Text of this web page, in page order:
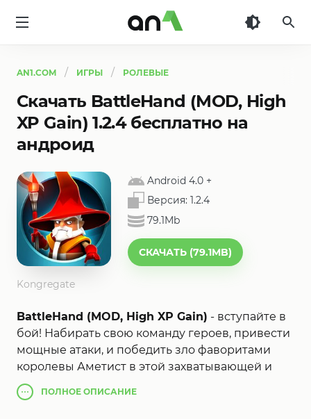
AN1.COM ИГРЫ РОЛЕВЫЕ
Скачать BattleHand (MOD, High
XP Gain) 1.2.4 бесплатно на
андроид
Android 4.0 +
Версия: 1.2.4
79.1Mb
СКАЧАТЬ (79.1MB)
Kongregate
BattleHand (MOD, High XP Gain) - вступайте в
бой! Набирать свою команду героев, привести
мощные атаки, и победить зло фаворитами
королевы Аметист в этой захватывающей и
свободно играть 3D RPG действия!
ПОЛНОЕ ОПИСАНИЕ